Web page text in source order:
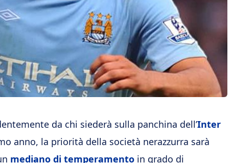
da chi siederà sulla panchina dell’Inter
anno, la priorità della società nerazzurra sarà
mediano di temperamento in grado di